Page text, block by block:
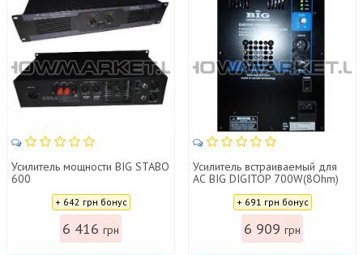
Усилитель мощности BIG STABO
600
+ 642 грн бонус
6 416 грн
Усилитель встраиваемый для
АС BIG DIGITOP 700W(8Ohm)
+ 691 грн бонус
6 909 грн